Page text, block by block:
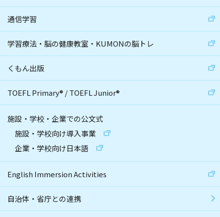
通信学習
学習療法・脳の健康教室・KUMONの脳トレ
くもん出版
TOEFL Primary® /TOEFL Junior®
施設・学校・企業での公文式
施設・学校向け導入事業
企業・学校向け日本語
English Immersion Activities
自治体・省庁との連携